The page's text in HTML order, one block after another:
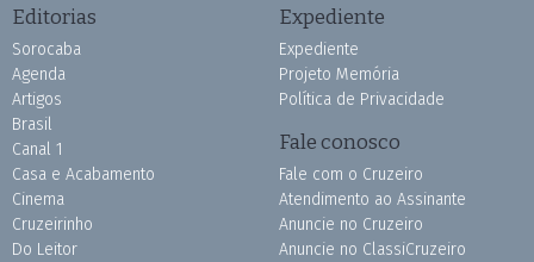
Editorias
Sorocaba
Agenda
Artigos
Brasil
Canal 1
Casa e Acabamento
Cinema
Cruzeirinho
Do Leitor
Expediente
Expediente
Projeto Memória
Política de Privacidade
Fale conosco
Fale com o Cruzeiro
Atendimento ao Assinante
Anuncie no Cruzeiro
Anuncie no ClassiCruzeiro